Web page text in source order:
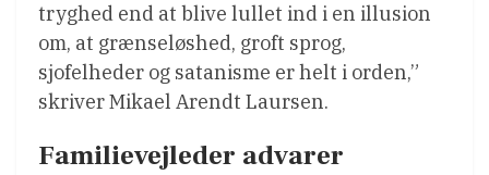
tryghed end at blive lullet ind i en illusion
om, at grænseløshed, groft sprog,
sjofelheder og satanisme er helt i orden,”
skriver Mikael Arendt Laursen.
Familievejleder advarer